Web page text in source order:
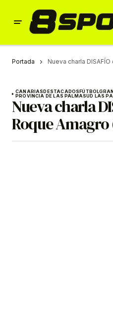
Portada Nueva charla
CANARIASDESTACADOSFÚTBOL
PROVINCIA DE LAS PALMASUD LAS
Nueva charla
Roque